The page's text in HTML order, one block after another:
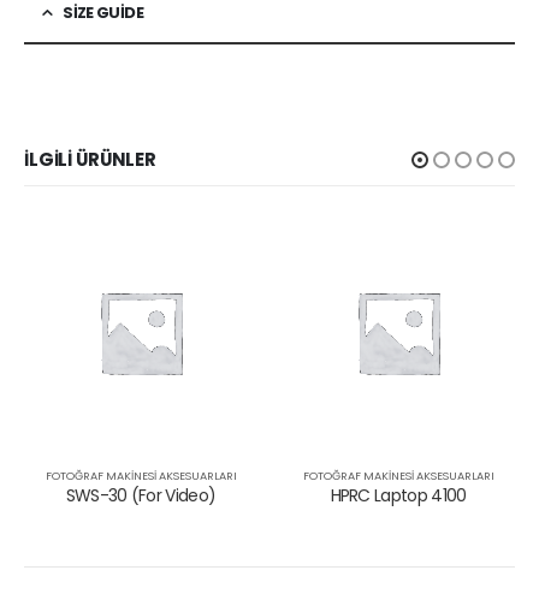
SIZE GUIDE
İLGILI ÜRÜNLER
FOTOĞRAF MAKINESI AKSESUARLARI
SWS-30 (For Video)
FOTOĞRAF MAKINESI AKSESUARLARI
HPRC Laptop 4100